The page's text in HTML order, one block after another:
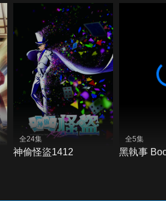
全24集
神偷怪盜1412
全5集
黑執事